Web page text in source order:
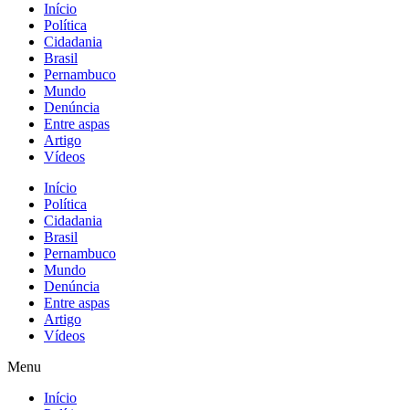
Início
Política
Cidadania
Brasil
Pernambuco
Mundo
Denúncia
Entre aspas
Artigo
Vídeos
Início
Política
Cidadania
Brasil
Pernambuco
Mundo
Denúncia
Entre aspas
Artigo
Vídeos
Menu
Início